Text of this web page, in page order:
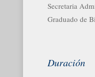
Secretaria
Graduado de
Duración